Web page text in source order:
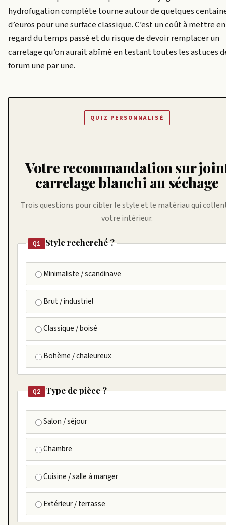
hydrofugation complète tourne autour de quelques
d’euros pour une surface classique. C’est un coût à mettre en
regard du temps passé et du risque de devoir remplacer un
carrelage qu’on aurait abîmé en testant toutes les astuces
forum une par une.
QUIZ PERSONNALISÉ
Votre recommandation sur
carrelage blanchi au séchage
Trois questions pour cibler le style et le matériau qui
votre intérieur.
Q1 Style recherché ?
Minimaliste / scandinave
Brut / industriel
Classique / boisé
Bohème / chaleureux
Q2 Type de pièce ?
Salon / séjour
Chambre
Cuisine / salle à manger
Extérieur / terrasse